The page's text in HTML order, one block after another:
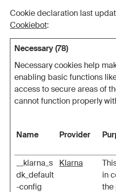
Cookie declaration last
Cookiebot:
Necessary (78)
Necessary cookies help
enabling basic functions
access to secure areas of
cannot function properly
Name Provider
__klarna_s
dk_default
-config
Klarna
in
the